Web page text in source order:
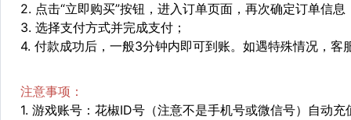
2. 点击“立即购买”按钮，进入订单页面，再次确定订单信息
3. 选择支付方式并完成支付；
4. 付款成功后，一般3分钟内即可到账。如遇特殊情况，
注意事项：
1. 游戏账号：花椒ID号（注意不是手机号或微信号）自动